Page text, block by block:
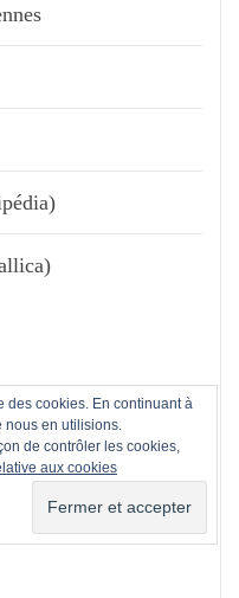
des cookies. En continuant à
nous en utilisions.
de contrôler les cookies,
aux cookies